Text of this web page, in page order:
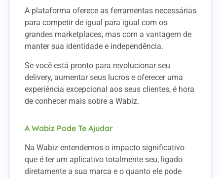
A plataforma oferece as ferramentas necessárias
para competir de igual para igual com os
grandes marketplaces, mas com a vantagem de
manter sua identidade e independência.
Se você está pronto para revolucionar seu
delivery, aumentar seus lucros e oferecer uma
experiência excepcional aos seus clientes, é hora
de conhecer mais sobre a Wabiz.
A Wabiz Pode Te Ajudar
Na Wabiz entendemos o impacto significativo
que é ter um aplicativo totalmente seu, ligado
diretamente a sua marca e o quanto ele pode